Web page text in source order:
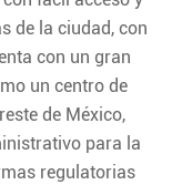
de la ciudad, con
con un gran
un centro de
de México,
para la
regulatorias